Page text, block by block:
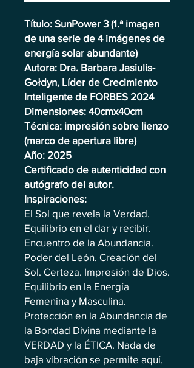
Título: SunPower 3 (1.ª imagen
de una serie de 4 imágenes de
energía solar abundante)
Autora: Dra. Barbara Jasiulis-
Gołdyn, Líder de Crecimiento
Inteligente de FORBES 2024
Dimensiones: 40cmx40cm
Técnica: impresión sobre lienzo
(marco de apertura libre)
Año: 2025
Certificado de autenticidad con
autógrafo del autor.
Inspiraciones:
El Sol que revela la Verdad.
Equilibrio en el dar y recibir.
Encuentro de la Abundancia.
Poder del León. Creación del
Sol. Certeza. Impresión de Dios.
Equilibrio en la Energía
Femenina y Masculina.
Protección en la Abundancia de
la Bondad Divina mediante la
VERDAD y la ÉTICA. Nada de
baja vibración se permite aquí,